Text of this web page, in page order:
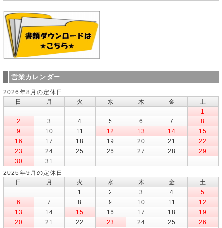
営業カレンダー
2026年8月の定休日
日
月 火 水 木 金
土
1
2
3 4 5 6 7
8
9
10 11 12 13 14
15
16
17 18 19 20 21
22
23
24 25 26 27 28
29
30
31
2026年9月の定休日
日
月 火 水 木 金
土
1
2 3 4
5
6
7 8 9 10 11
12
13
14 15 16 17 18
19
20
21 22 23 24 25
26